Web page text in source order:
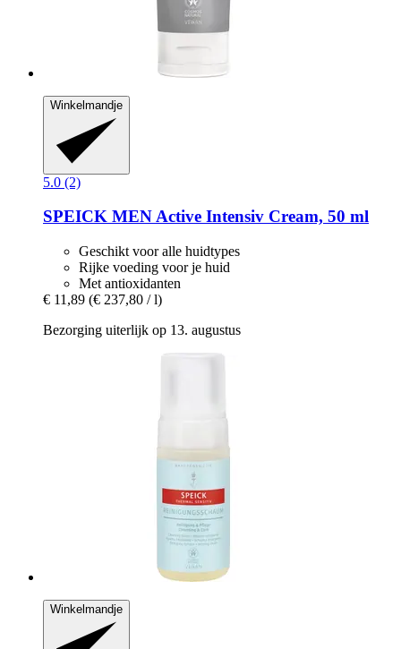
Winkelmandje
5.0 (2)
SPEICK MEN Active Intensiv Cream, 50 ml
Geschikt voor alle huidtypes
Rijke voeding voor je huid
Met antioxidanten
€ 11,89 (€ 237,80 / l)
Bezorging uiterlijk op 13. augustus
Winkelmandje